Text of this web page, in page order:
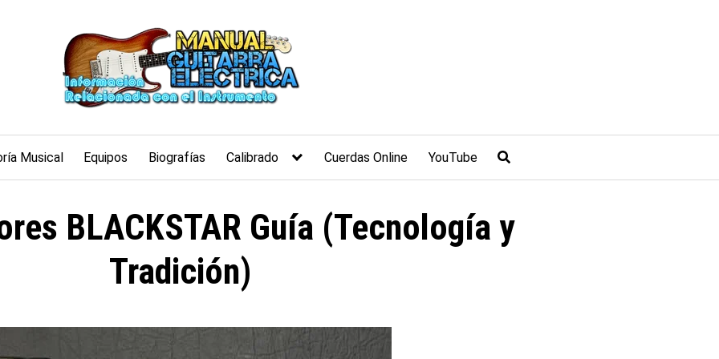
Musical Equipos Biografías Calibrado Cuerdas Online YouTube
BLACKSTAR Guía (Tecnología y
Tradición)